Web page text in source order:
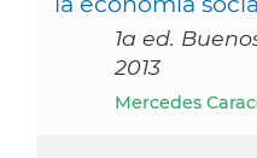
1a ed.
2013
Mercedes